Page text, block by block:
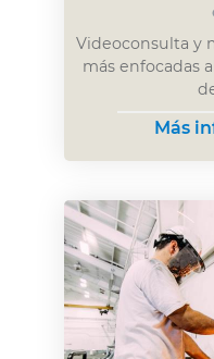
Videoconsulta y
más enfocadas
Más